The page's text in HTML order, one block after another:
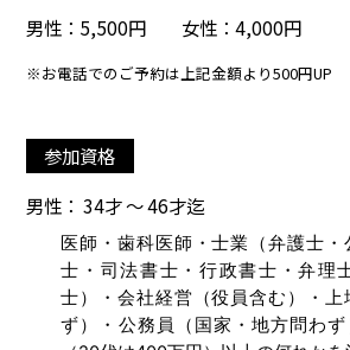
男性：5,500円 女性：4,000円
※お電話でのご予約は上記金額より500円UP
参加資格
男性： 34才 ～ 46才迄
医師・歯科医師・士業（弁護士・
士・司法書士・行政書士・弁理
士）・会社経営（役員含む）・上
ず）・公務員（国家・地方問わ